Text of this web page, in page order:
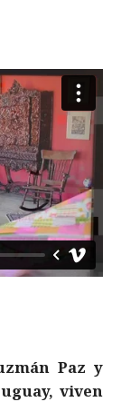
Paz y
viven